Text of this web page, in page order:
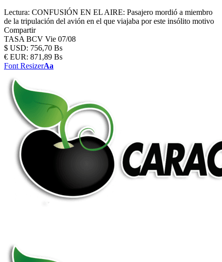
Lectura: CONFUSIÓN EN EL AIRE: Pasajero mordió a miembro
de la tripulación del avión en el que viajaba por este insólito motivo
Compartir
TASA BCV Vie 07/08
$ USD: 756,70 Bs
€ EUR: 871,89 Bs
Font ResizerAa